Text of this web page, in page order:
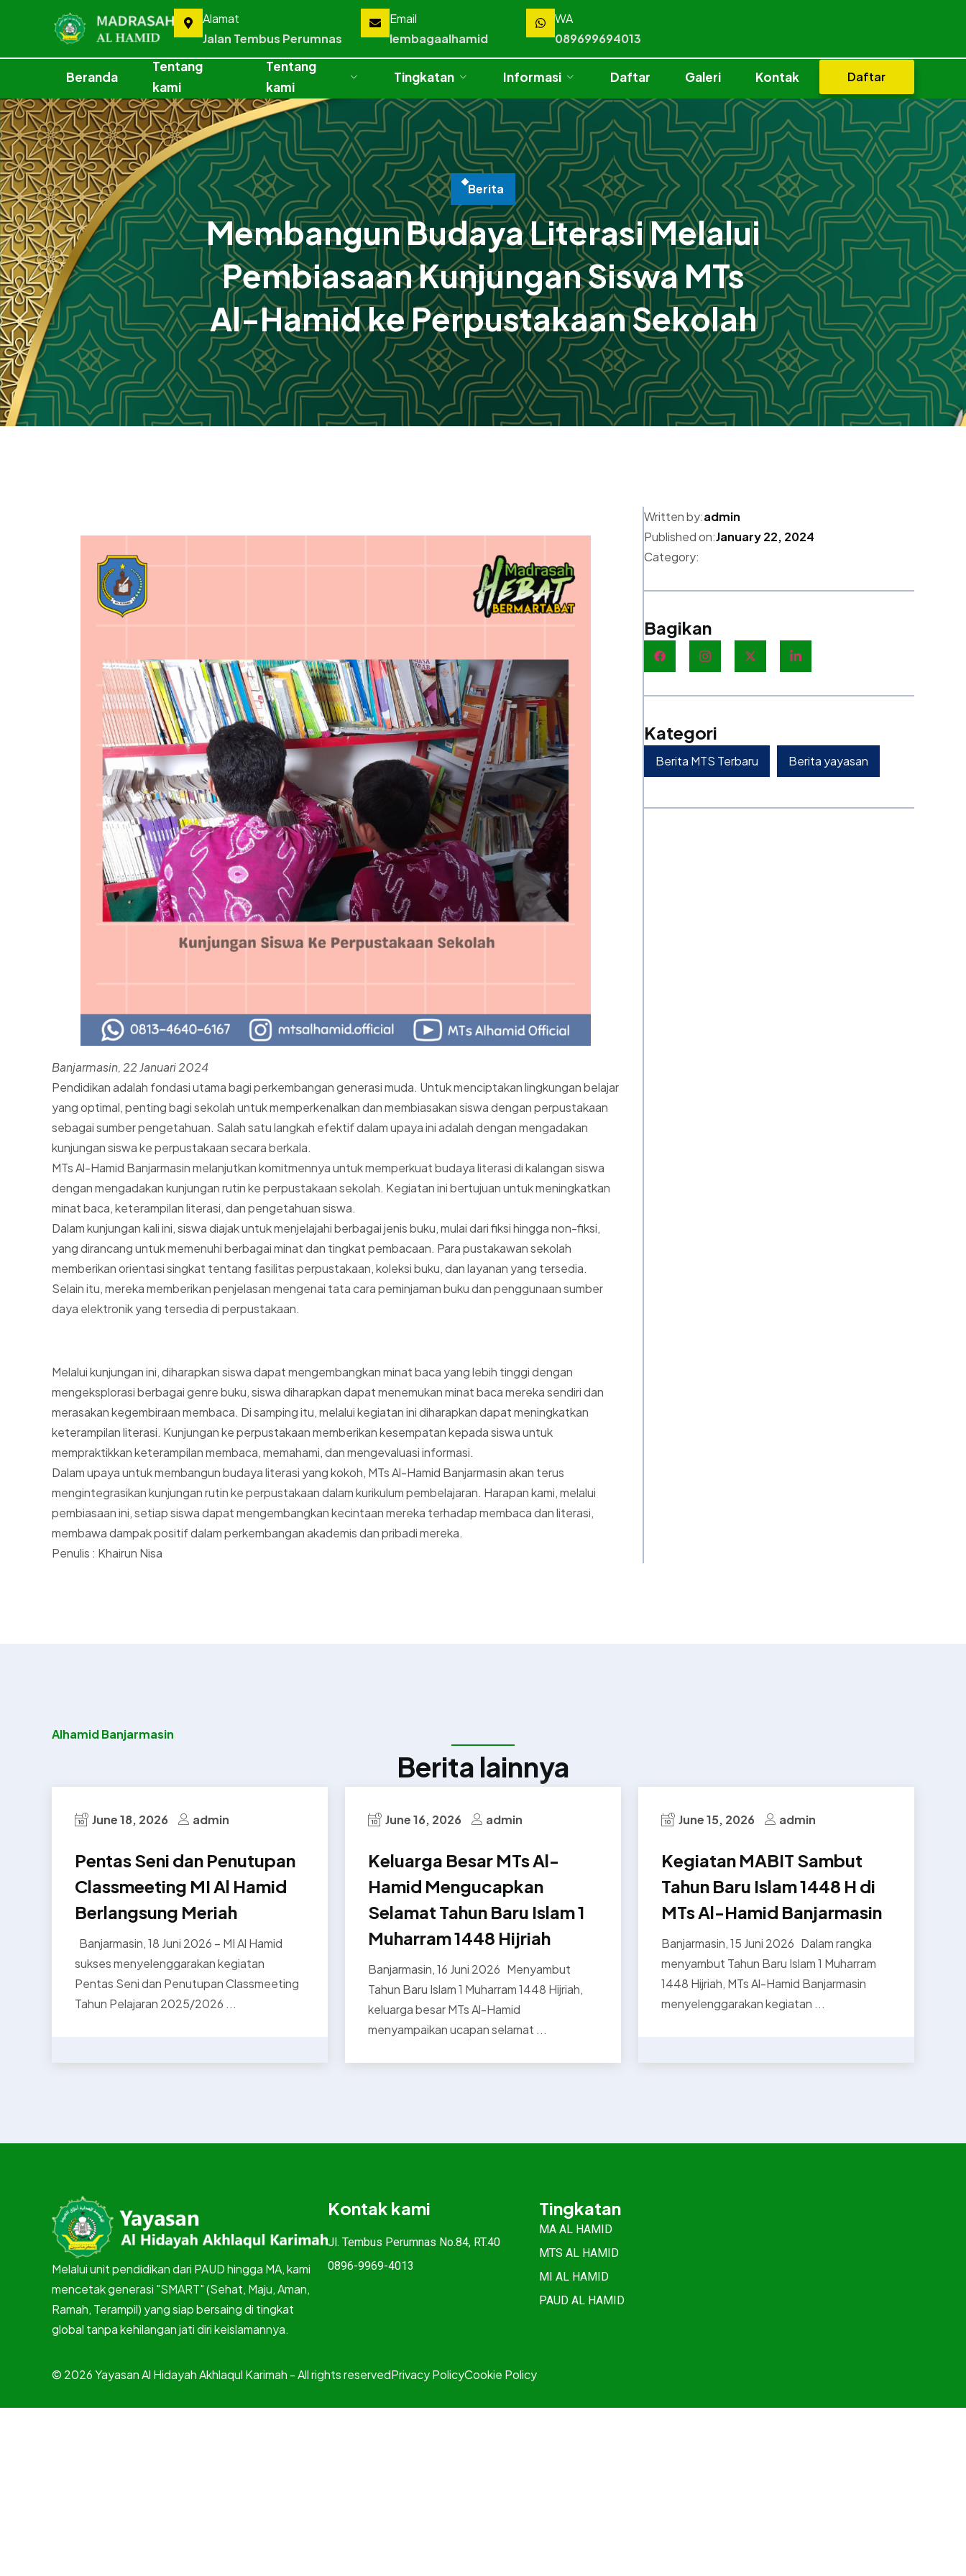
Alamat
Jalan Tembus Perumnas
Email
lembagaalhamid
WA
089699694013
Beranda
Tentang
kami
Tentang
kami
Tingkatan Informasi Daftar Galeri Kontak Daftar
Berita
Membangun Budaya Literasi Melalui
Pembiasaan Kunjungan Siswa MTs
Al-Hamid ke Perpustakaan Sekolah
Banjarmasin, 22 Januari 2024
Pendidikan adalah fondasi utama bagi perkembangan generasi muda. Untuk menciptakan lingkungan belajar
yang optimal, penting bagi sekolah untuk memperkenalkan dan membiasakan siswa dengan perpustakaan
sebagai sumber pengetahuan. Salah satu langkah efektif dalam upaya ini adalah dengan mengadakan
kunjungan siswa ke perpustakaan secara berkala.
MTs Al-Hamid Banjarmasin melanjutkan komitmennya untuk memperkuat budaya literasi di kalangan siswa
dengan mengadakan kunjungan rutin ke perpustakaan sekolah. Kegiatan ini bertujuan untuk meningkatkan
minat baca, keterampilan literasi, dan pengetahuan siswa.
Dalam kunjungan kali ini, siswa diajak untuk menjelajahi berbagai jenis buku, mulai dari fiksi hingga non-fiksi,
yang dirancang untuk memenuhi berbagai minat dan tingkat pembacaan. Para pustakawan sekolah
memberikan orientasi singkat tentang fasilitas perpustakaan, koleksi buku, dan layanan yang tersedia.
Selain itu, mereka memberikan penjelasan mengenai tata cara peminjaman buku dan penggunaan sumber
daya elektronik yang tersedia di perpustakaan.
Melalui kunjungan ini, diharapkan siswa dapat mengembangkan minat baca yang lebih tinggi dengan
mengeksplorasi berbagai genre buku, siswa diharapkan dapat menemukan minat baca mereka sendiri dan
merasakan kegembiraan membaca. Di samping itu, melalui kegiatan ini diharapkan dapat meningkatkan
keterampilan literasi. Kunjungan ke perpustakaan memberikan kesempatan kepada siswa untuk
mempraktikkan keterampilan membaca, memahami, dan mengevaluasi informasi.
Dalam upaya untuk membangun budaya literasi yang kokoh, MTs Al-Hamid Banjarmasin akan terus
mengintegrasikan kunjungan rutin ke perpustakaan dalam kurikulum pembelajaran. Harapan kami, melalui
pembiasaan ini, setiap siswa dapat mengembangkan kecintaan mereka terhadap membaca dan literasi,
membawa dampak positif dalam perkembangan akademis dan pribadi mereka.
Penulis : Khairun Nisa
Written by:admin
Published on:January 22, 2024
Category:
Bagikan
Kategori
Berita MTS Terbaru Berita yayasan
Alhamid Banjarmasin
Berita lainnya
June 18, 2026 admin
Pentas Seni dan Penutupan
Classmeeting MI Al Hamid
Berlangsung Meriah
Banjarmasin, 18 Juni 2026 – MI Al Hamid
sukses menyelenggarakan kegiatan
Pentas Seni dan Penutupan Classmeeting
Tahun Pelajaran 2025/2026 ...
June 16, 2026 admin
Keluarga Besar MTs Al-
Hamid Mengucapkan
Selamat Tahun Baru Islam 1
Muharram 1448 Hijriah
Banjarmasin, 16 Juni 2026 Menyambut
Tahun Baru Islam 1 Muharram 1448 Hijriah,
keluarga besar MTs Al-Hamid
menyampaikan ucapan selamat ...
June 15, 2026 admin
Kegiatan MABIT Sambut
Tahun Baru Islam 1448 H di
MTs Al-Hamid Banjarmasin
Banjarmasin, 15 Juni 2026 Dalam rangka
menyambut Tahun Baru Islam 1 Muharram
1448 Hijriah, MTs Al-Hamid Banjarmasin
menyelenggarakan kegiatan ...
Melalui unit pendidikan dari PAUD hingga MA, kami
mencetak generasi "SMART" (Sehat, Maju, Aman,
Ramah, Terampil) yang siap bersaing di tingkat
global tanpa kehilangan jati diri keislamannya.
Kontak kami
Jl. Tembus Perumnas No.84, RT.40
0896-9969-4013
Tingkatan
MA AL HAMID
MTS AL HAMID
MI AL HAMID
PAUD AL HAMID
© 2026 Yayasan Al Hidayah Akhlaqul Karimah - All rights reservedPrivacy PolicyCookie Policy